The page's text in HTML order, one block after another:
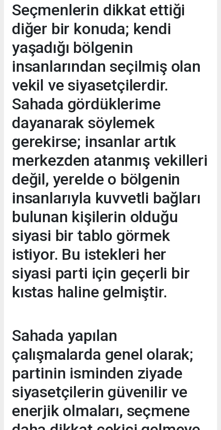
Seçmenlerin dikkat ettiği
diğer bir konuda; kendi
yaşadığı bölgenin
insanlarından seçilmiş olan
vekil ve siyasetçilerdir.
Sahada gördüklerime
dayanarak söylemek
gerekirse; insanlar artık
merkezden atanmış vekilleri
değil, yerelde o bölgenin
insanlarıyla kuvvetli bağları
bulunan kişilerin olduğu
siyasi bir tablo görmek
istiyor. Bu istekleri her
siyasi parti için geçerli bir
kıstas haline gelmiştir.
Sahada yapılan
çalışmalarda genel olarak;
partinin isminden ziyade
siyasetçilerin güvenilir ve
enerjik olmaları, seçmene